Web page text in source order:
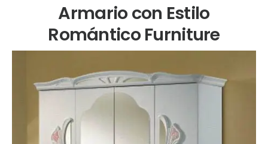
Armario con Estilo
Romántico Furniture